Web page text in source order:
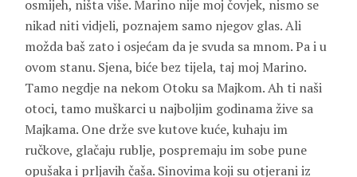
osmijeh, ništa više. Marino nije moj čovjek, nismo se
nikad niti vidjeli, poznajem samo njegov glas. Ali
možda baš zato i osjećam da je svuda sa mnom. Pa i u
ovom stanu. Sjena, biće bez tijela, taj moj Marino.
Tamo negdje na nekom Otoku sa Majkom. Ah ti naši
otoci, tamo muškarci u najboljim godinama žive sa
Majkama. One drže sve kutove kuće, kuhaju im
ručkove, glačaju rublje, pospremaju im sobe pune
opušaka i prljavih čaša. Sinovima koji su otjerani iz